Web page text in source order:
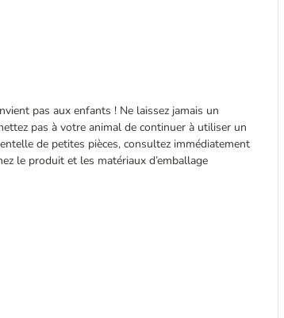
pas aux enfants ! Ne laissez jamais un
pas à votre animal de continuer à utiliser un
de petites pièces, consultez immédiatement
le produit et les matériaux d’emballage